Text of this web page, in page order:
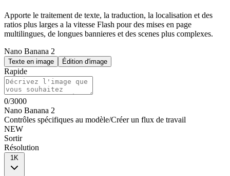
Apporte le traitement de texte, la traduction, la localisation et des
ratios plus larges a la vitesse Flash pour des mises en page
multilingues, de longues bannieres et des scenes plus complexes.
Nano Banana 2
Texte en image Édition d'image
Rapide
0/3000
Nano Banana 2
Contrôles spécifiques au modèle/Créer un flux de travail
NEW
Sortir
Résolution
1K